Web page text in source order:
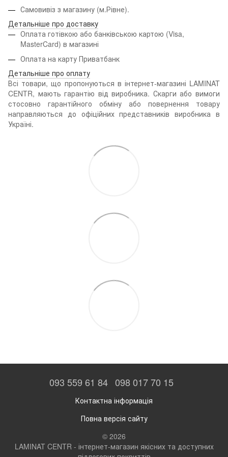
Самовивіз з магазину (м.Рівне).
Детальніше про доставку
Оплата готівкою або банківською картою (Visa,
MasterCard) в магазині
Оплата на карту Приватбанк
Детальніше про оплату
Всі товари, що пропонуються в інтернет-магазині LAMINAT
CENTR, мають гарантію від виробника. Скарги або вимоги
стосовно гарантійного обміну або повернення товару
направляються до офіційних представників виробника в
Україні.
093 559 61 84 098 017 70 15
Контактна інформація
Повна версія сайту
© 2026
LAMINAT CENTR - інтернет-магазин якісних та доступних